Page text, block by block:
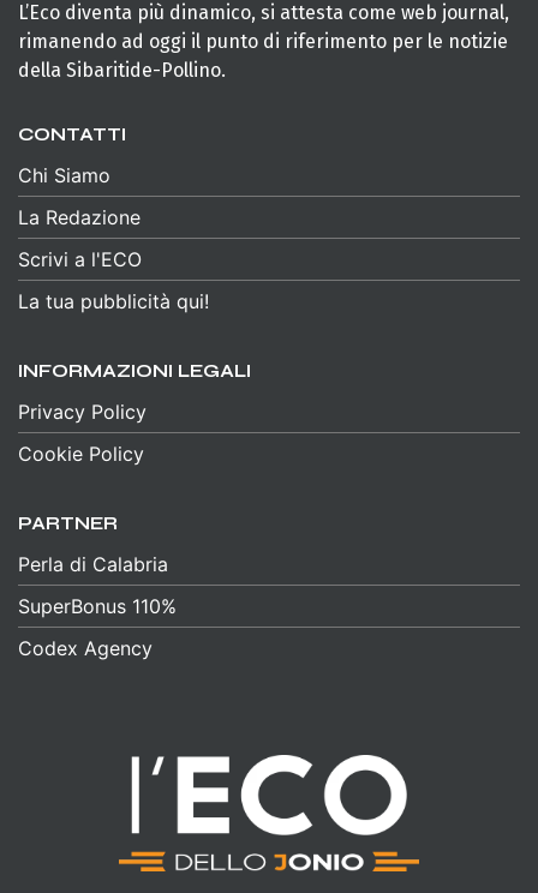
L’Eco diventa più dinamico, si attesta come web journal,
rimanendo ad oggi il punto di riferimento per le notizie
della Sibaritide-Pollino.
CONTATTI
Chi Siamo
La Redazione
Scrivi a l'ECO
La tua pubblicità qui!
INFORMAZIONI LEGALI
Privacy Policy
Cookie Policy
PARTNER
Perla di Calabria
SuperBonus 110%
Codex Agency